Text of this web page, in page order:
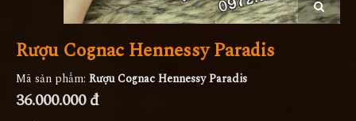
Rượu Cognac Hennessy Paradis
Mã sản phẩm: Rượu Cognac Hennessy Paradis
36.000.000 đ